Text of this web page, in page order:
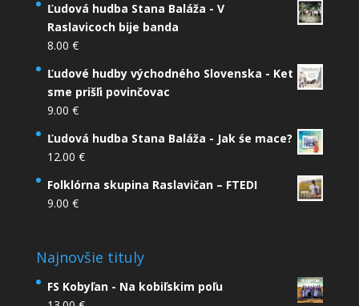
Ľudová hudba Stana Baláža - V
Raslavicoch bije banda
8.00 €
Ľudové hudby východného Slovenska - Ket
sme prišľi povinčovac
9.00 €
Ľudová hudba Stana Baláža - Jak śe mace?
12.00 €
Folklórna skupina Raslavičan – FTEDI
9.00 €
Najnovšie tituly
FS Kobyľan - Na kobiľskim poľu